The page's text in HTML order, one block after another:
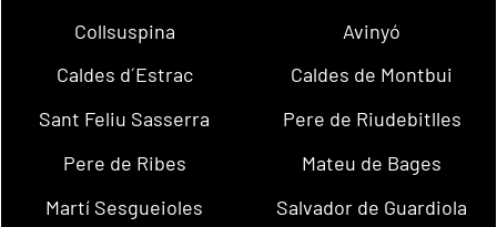
Collsuspina
Avinyó
Caldes d´Estrac
Caldes de Montbui
Sant Feliu Sasserra
Pere de Riudebitlles
Pere de Ribes
Mateu de Bages
Martí Sesgueioles
Salvador de Guardiola